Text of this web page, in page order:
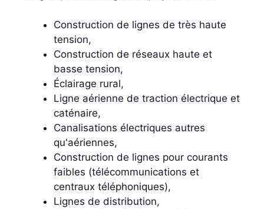
Construction de lignes de très haute
tension,
Construction de réseaux haute et
basse tension,
Éclairage rural,
Ligne aérienne de traction électrique et
caténaire,
Canalisations électriques autres
qu'aériennes,
Construction de lignes pour courants
faibles (télécommunications et
centraux téléphoniques),
Lignes de distribution,